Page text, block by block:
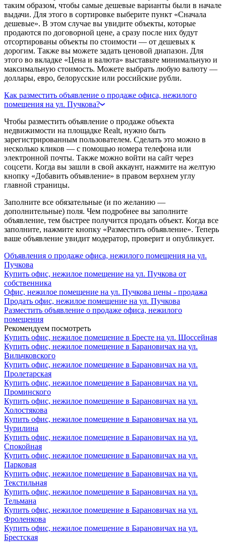
таким образом, чтобы самые дешевые варианты были в начале
выдачи. Для этого в сортировке выберите пункт «Сначала
дешевые». В этом случае вы увидите объекты, которые
продаются по договорной цене, а сразу после них будут
отсортированы объекты по стоимости — от дешевых к
дорогим. Также вы можете задать ценовой диапазон. Для
этого во вкладке «Цена и валюта» выставьте минимальную и
максимальную стоимость. Можете выбрать любую валюту —
доллары, евро, белорусские или российские рубли.
Как разместить объявление о продаже офиса, нежилого
помещения на ул. Пучкова?
Чтобы разместить объявление о продаже объекта
недвижимости на площадке Realt, нужно быть
зарегистрированным пользователем. Сделать это можно в
несколько кликов — с помощью номера телефона или
электронной почты. Также можно войти на сайт через
соцсети. Когда вы зашли в свой аккаунт, нажмите на желтую
кнопку «Добавить объявление» в правом верхнем углу
главной страницы.
Заполните все обязательные (и по желанию —
дополнительные) поля. Чем подробнее вы заполните
объявление, тем быстрее получится продать объект. Когда все
заполните, нажмите кнопку «Разместить объявление». Теперь
ваше объявление увидит модератор, проверит и опубликует.
Объявления о продаже офиса, нежилого помещения на ул.
Пучкова
Купить офис, нежилое помещение на ул. Пучкова от
собственника
Офис, нежилое помещение на ул. Пучкова цены - продажа
Продать офис, нежилое помещение на ул. Пучкова
Разместить объявление о продаже офиса, нежилого
помещения
Рекомендуем посмотреть
Купить офис, нежилое помещение в Бресте на ул. Шоссейная
Купить офис, нежилое помещение в Барановичах на ул.
Вильчковского
Купить офис, нежилое помещение в Барановичах на ул.
Пролетарская
Купить офис, нежилое помещение в Барановичах на ул.
Проминского
Купить офис, нежилое помещение в Барановичах на ул.
Холостякова
Купить офис, нежилое помещение в Барановичах на ул.
Чурилина
Купить офис, нежилое помещение в Барановичах на ул.
Спокойная
Купить офис, нежилое помещение в Барановичах на ул.
Парковая
Купить офис, нежилое помещение в Барановичах на ул.
Текстильная
Купить офис, нежилое помещение в Барановичах на ул.
Тельмана
Купить офис, нежилое помещение в Барановичах на ул.
Фроленкова
Купить офис, нежилое помещение в Барановичах на ул.
Брестская